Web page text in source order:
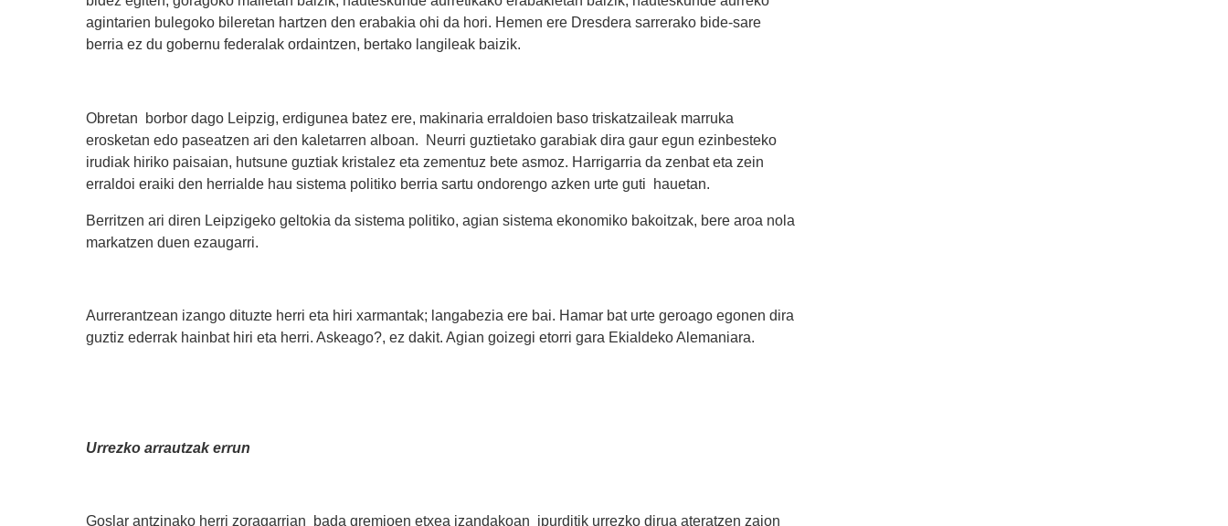
agintarien bulegoko bileretan hartzen den erabakia ohi da hori. Hemen ere Dresdera sarrerako bide-sare
berria ez du gobernu federalak ordaintzen, bertako langileak baizik.
Obretan borbor dago Leipzig, erdigunea batez ere, makinaria erraldoien baso triskatzaileak marruka
erosketan edo paseatzen ari den kaletarren alboan. Neurri guztietako garabiak dira gaur egun ezinbesteko
irudiak hiriko paisaian, hutsune guztiak kristalez eta zementuz bete asmoz. Harrigarria da zenbat eta zein
erraldoi eraiki den herrialde hau sistema politiko berria sartu ondorengo azken urte guti hauetan.
Berritzen ari diren Leipzigeko geltokia da sistema politiko, agian sistema ekonomiko bakoitzak, bere aroa nola
markatzen duen ezaugarri.
Aurrerantzean izango dituzte herri eta hiri xarmantak; langabezia ere bai. Hamar bat urte geroago egonen dira
guztiz ederrak hainbat hiri eta herri. Askeago?, ez dakit. Agian goizegi etorri gara Ekialdeko Alemaniara.
Urrezko arrautzak errun
Goslar antzinako herri zoragarrian bada gremioen etxea izandakoan ipurditik urrezko dirua ateratzen zaion